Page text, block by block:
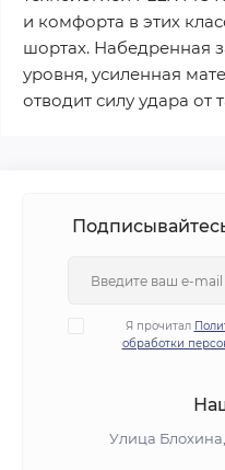
и комфорта в этих
шортах. Набедренная
уровня, усиленная
отводит силу удара от
Я прочитал
обработки
Улица